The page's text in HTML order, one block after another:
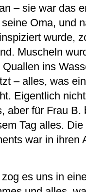
– sie war das
Oma, und
wurde,
Muscheln
ins
– alles, was
Eigentlich
aber für Frau B.
Tag alles.
war in ihren
es uns in